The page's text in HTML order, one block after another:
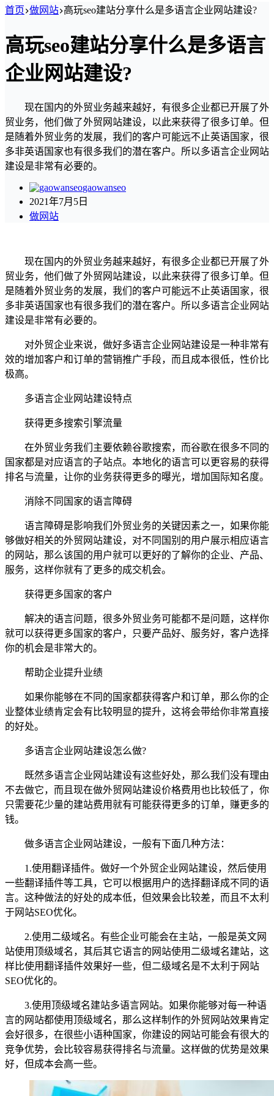
首页 做网站 高玩seo建站分享什么是多语言企业网站建设?
高玩seo建站分享什么是多语言
企业网站建设?
现在国内的外贸业务越来越好，有很多企业都已开展了外
贸业务，他们做了外贸网站建设，以此来获得了很多订单。但
是随着外贸业务的发展，我们的客户可能远不止英语国家，很
多非英语国家也有很多我们的潜在客户。所以多语言企业网站
建设是非常有必要的。
gaowanseo
2021年7月5日
做网站
现在国内的外贸业务越来越好，有很多企业都已开展了外
贸业务，他们做了外贸网站建设，以此来获得了很多订单。但
是随着外贸业务的发展，我们的客户可能远不止英语国家，很
多非英语国家也有很多我们的潜在客户。所以多语言企业网站
建设是非常有必要的。
对外贸企业来说，做好多语言企业网站建设是一种非常有
效的增加客户和订单的营销推广手段，而且成本很低，性价比
极高。
多语言企业网站建设特点
获得更多搜索引擎流量
在外贸业务我们主要依赖谷歌搜索，而谷歌在很多不同的
国家都是对应语言的子站点。本地化的语言可以更容易的获得
排名与流量，让你的业务获得更多的曝光，增加国际知名度。
消除不同国家的语言障碍
语言障碍是影响我们外贸业务的关键因素之一，如果你能
够做好相关的外贸网站建设，对不同国别的用户展示相应语言
的网站，那么该国的用户就可以更好的了解你的企业、产品、
服务，这样你就有了更多的成交机会。
获得更多国家的客户
解决的语言问题，很多外贸业务可能都不是问题，这样你
就可以获得更多国家的客户，只要产品好、服务好，客户选择
你的机会是非常大的。
帮助企业提升业绩
如果你能够在不同的国家都获得客户和订单，那么你的企
业整体业绩肯定会有比较明显的提升，这将会带给你非常直接
的好处。
多语言企业网站建设怎么做?
既然多语言企业网站建设有这些好处，那么我们没有理由
不去做它，而且现在做外贸网站建设价格费用也比较低了，你
只需要花少量的建站费用就有可能获得更多的订单，赚更多的
钱。
做多语言企业网站建设，一般有下面几种方法：
1.使用翻译插件。做好一个外贸企业网站建设，然后使用
一些翻译插件等工具，它可以根据用户的选择翻译成不同的语
言。这种做法的好处的成本低，但效果会比较差，而且不太利
于网站SEO优化。
2.使用二级域名。有些企业可能会在主站，一般是英文网
站使用顶级域名，其后其它语言的网站使用二级域名建站，这
样比使用翻译插件效果好一些，但二级域名是不太利于网站
SEO优化的。
3.使用顶级域名建站多语言网站。如果你能够对每一种语
言的网站都使用顶级域名，那么这样制作的外贸网站效果肯定
会好很多，在很些小语种国家，你建设的网站可能会有很大的
竞争优势，会比较容易获得排名与流量。这样做的优势是效果
好，但成本会高一些。